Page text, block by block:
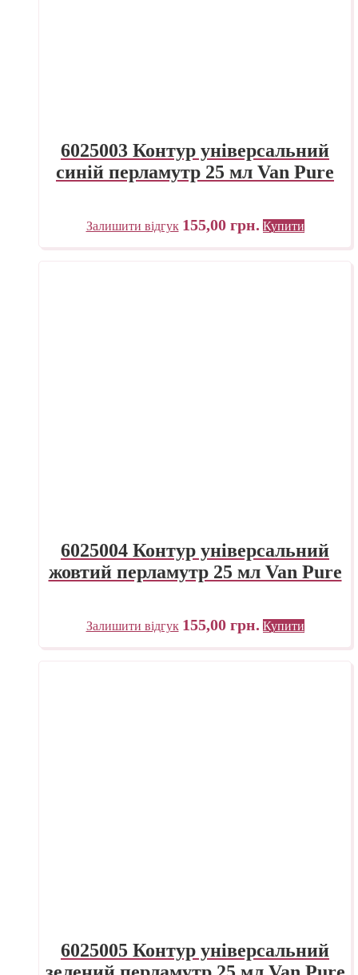
6025003 Контур універсальний
синій перламутр 25 мл Van Pure
Залишити відгук 155,00 грн. Купити
6025004 Контур універсальний
жовтий перламутр 25 мл Van Pure
Залишити відгук 155,00 грн. Купити
6025005 Контур універсальний